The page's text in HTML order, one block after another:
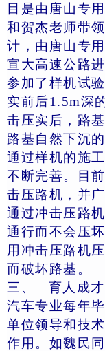
目是由唐山专
和贺杰老师带
计，由唐山专
宣大高速公路
参加了样机试
实前后1.5m深
击压实后，路
路基自然下沉的
通过样机的施
不断完善。目
击压路机，并
通过冲击压路
通行而不会压
用冲击压路机
而破坏路基。
三、 育人成
汽车专业每年
单位领导和技
作用。如魏民